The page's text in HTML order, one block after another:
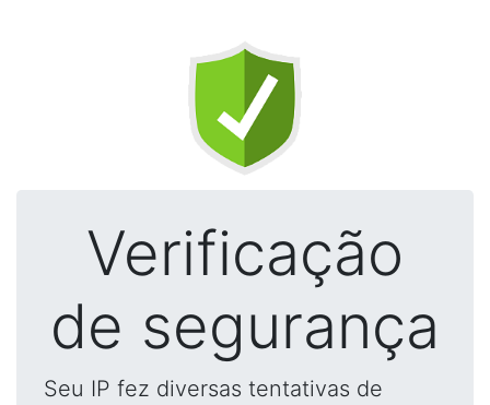
Verificação
de segurança
Seu IP fez diversas tentativas de